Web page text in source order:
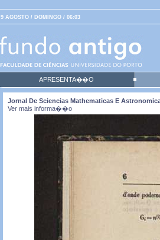
9 AGOSTO / DOMINGO / 06:03
APRESENTA��O
Jornal De Sciencias Mathematicas E
Ver mais informa��o